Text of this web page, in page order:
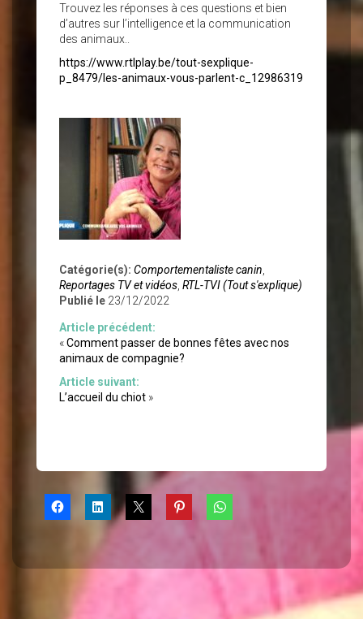
Trouvez les réponses à ces questions et bien
d’autres sur l’intelligence et la communication
des animaux..
https://www.rtlplay.be/tout-sexplique-
p_8479/les-animaux-vous-parlent-c_12986319
Catégorie(s): Comportementaliste canin
Reportages TV et vidéos RTL-TVI (Tout s'explique)
Publié le 23/12/2022
Article précédent:
«Comment passer de bonnes fêtes avec nos
animaux de compagnie?
Article suivant:
L’accueil du chiot »